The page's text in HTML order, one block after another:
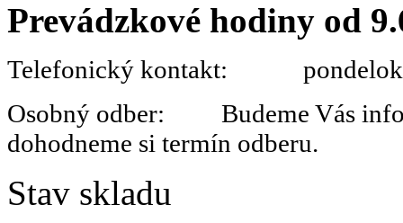
Prevádzkové hodiny od
Telefonický kontakt:
Osobný odber: Budeme Vás
dohodneme si termín odberu.
Stav skladu